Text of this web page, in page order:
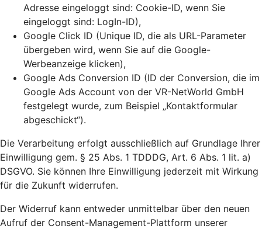
Adresse eingeloggt sind: Cookie-ID, wenn Sie
eingeloggt sind: LogIn-ID),
Google Click ID (Unique ID, die als URL-Parameter
übergeben wird, wenn Sie auf die Google-
Werbeanzeige klicken),
Google Ads Conversion ID (ID der Conversion, die im
Google Ads Account von der VR-NetWorld GmbH
festgelegt wurde, zum Beispiel „Kontaktformular
abgeschickt“).
Die Verarbeitung erfolgt ausschließlich auf Grundlage Ihrer
Einwilligung gem. § 25 Abs. 1 TDDDG, Art. 6 Abs. 1 lit. a)
DSGVO. Sie können Ihre Einwilligung jederzeit mit Wirkung
für die Zukunft widerrufen.
Der Widerruf kann entweder unmittelbar über den neuen
Aufruf der Consent-Management-Plattform unserer